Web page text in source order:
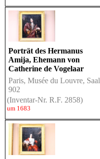
Porträt des Hermanus
Amija, Ehemann von
Catherine de Vogelaar
Paris, Musée du Louvre, Saal
902
(Inventar-Nr. R.F. 2858)
um 1683